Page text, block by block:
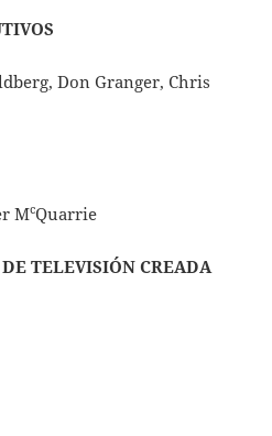
Don Granger, Chris
McQuarrie
TELEVISIÓN CREADA